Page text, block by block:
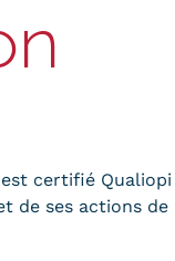
certifié Qualiopi
de ses actions de